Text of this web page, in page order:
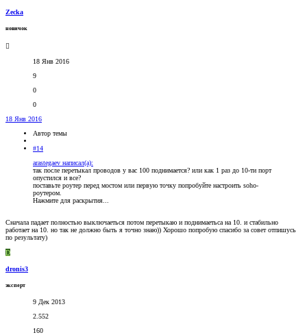
Zecka
новичок
18 Янв 2016
9
0
0
18 Янв 2016
Автор темы
#14
arastegaev написал(а):
так после перетыкал проводов у вас 100 поднимается? или как 1 раз до 10-ти порт
опустился и все?
поставьте роутер перед мостом или первую точку попробуйте настроить soho-
роутером.
Нажмите для раскрытия...
Сначала падает полностью выключаеться потом перетыкаю и поднимаетьса на 10. и стабильно
работает на 10. но так не должно быть я точно знаю)) Хорошо попробую спасибо за совет отпишусь
по результату)
D
dronis3
эксперт
9 Дек 2013
2.552
160